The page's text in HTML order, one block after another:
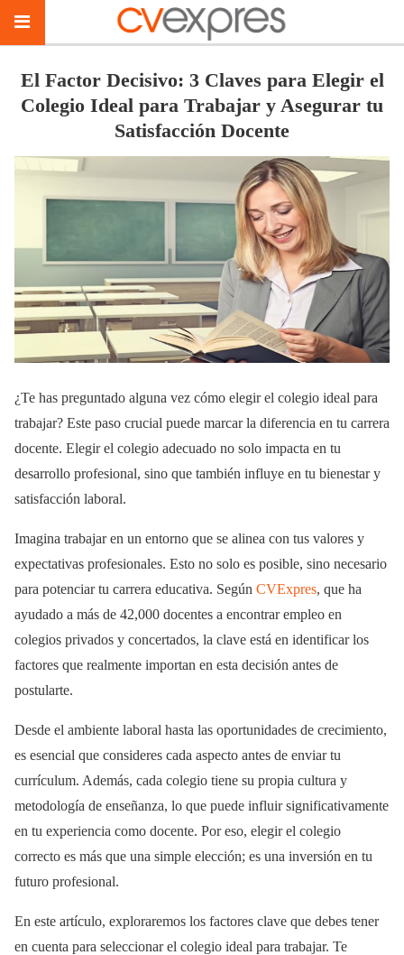
El Factor Decisivo: 3 Claves para Elegir el
Colegio Ideal para Trabajar y Asegurar tu
Satisfacción Docente
¿Te has preguntado alguna vez cómo elegir el colegio ideal para
trabajar? Este paso crucial puede marcar la diferencia en tu carrera
docente. Elegir el colegio adecuado no solo impacta en tu
desarrollo profesional, sino que también influye en tu bienestar y
satisfacción laboral.
Imagina trabajar en un entorno que se alinea con tus valores y
expectativas profesionales. Esto no solo es posible, sino necesario
para potenciar tu carrera educativa. Según CVExpres, que ha
ayudado a más de 42,000 docentes a encontrar empleo en
colegios privados y concertados, la clave está en identificar los
factores que realmente importan en esta decisión antes de
postularte.
Desde el ambiente laboral hasta las oportunidades de crecimiento,
es esencial que consideres cada aspecto antes de enviar tu
currículum. Además, cada colegio tiene su propia cultura y
metodología de enseñanza, lo que puede influir significativamente
en tu experiencia como docente. Por eso, elegir el colegio
correcto es más que una simple elección; es una inversión en tu
futuro profesional.
En este artículo, exploraremos los factores clave que debes tener
en cuenta para seleccionar el colegio ideal para trabajar. Te